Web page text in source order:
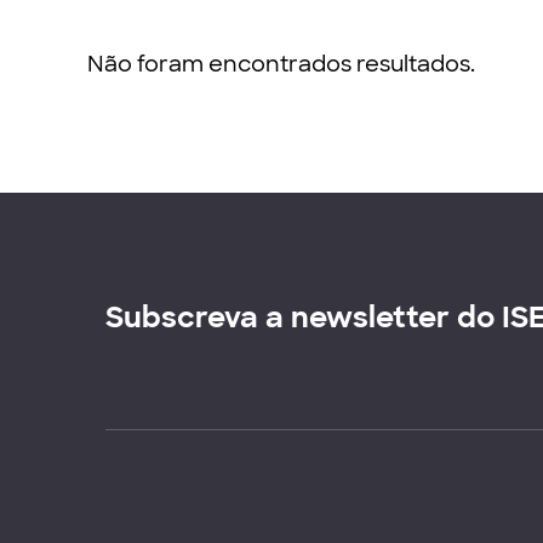
Não foram encontrados resultados.
Subscreva a newsletter do